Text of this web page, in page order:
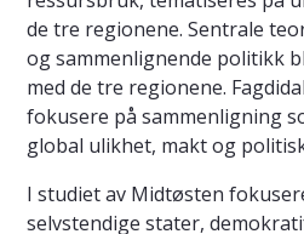
de tre regionene. Sentrale
og sammenlignende politikk
med de tre regionene.
fokusere på sammenligning
global ulikhet, makt og
I studiet av Midtøsten
selvstendige stater,